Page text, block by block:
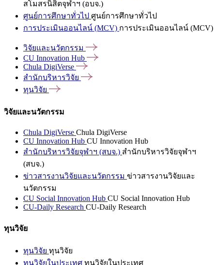
สโมสรนิสิตจุฬาฯ (อบจ.)
ศูนย์การศึกษาทั่วไป ศูนย์การศึกษาทั่วไป
การประเมินออนไลน์ (MCV) การประเมินออนไลน์ (MCV)
วิจัยและนวัตกรรม
CU Innovation Hub
Chula DigiVerse
สำนักบริหารวิจัย
ทุนวิจัย
วิจัยและนวัตกรรม
Chula DigiVerse Chula DigiVerse
CU Innovation Hub CU Innovation Hub
สำนักบริหารวิจัยจุฬาฯ (สบจ.) สำนักบริหารวิจัยจุฬาฯ
(สบจ.)
ข่าวสารงานวิจัยและนวัตกรรม ข่าวสารงานวิจัยและ
นวัตกรรม
CU Social Innovation Hub CU Social Innovation Hub
CU-Daily Research CU-Daily Research
ทุนวิจัย
ทุนวิจัย ทุนวิจัย
ทุนวิจัยในประเทศ ทุนวิจัยในประเทศ